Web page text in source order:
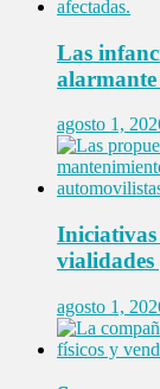
Las
agosto 1,
agosto 1,